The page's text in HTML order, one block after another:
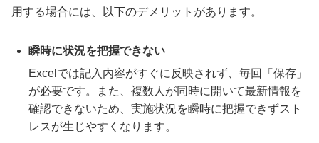
用する場合には、以下のデメリットがあります。
瞬時に状況を把握できない
Excelでは記入内容がすぐに反映されず、毎回「保存」
が必要です。また、複数人が同時に開いて最新情報を
確認できないため、実施状況を瞬時に把握できずスト
レスが生じやすくなります。